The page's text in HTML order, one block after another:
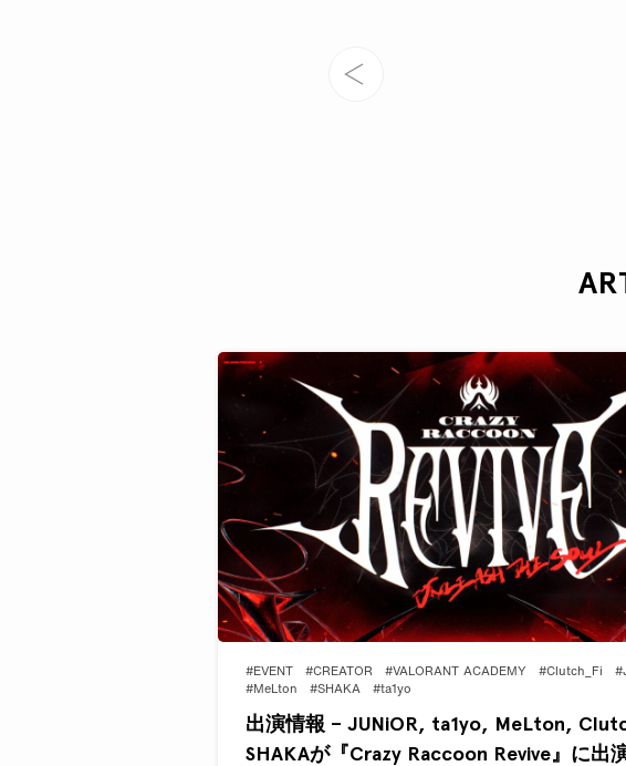
#EVENT #CREATOR #VALORANT ACADEMY #Clutch_Fi
#MeLton
#SHAKA #ta1yo
出演情報 – JUNiOR, ta1yo, MeLton,
SHAKAが『Crazy Raccoon Revive』に出